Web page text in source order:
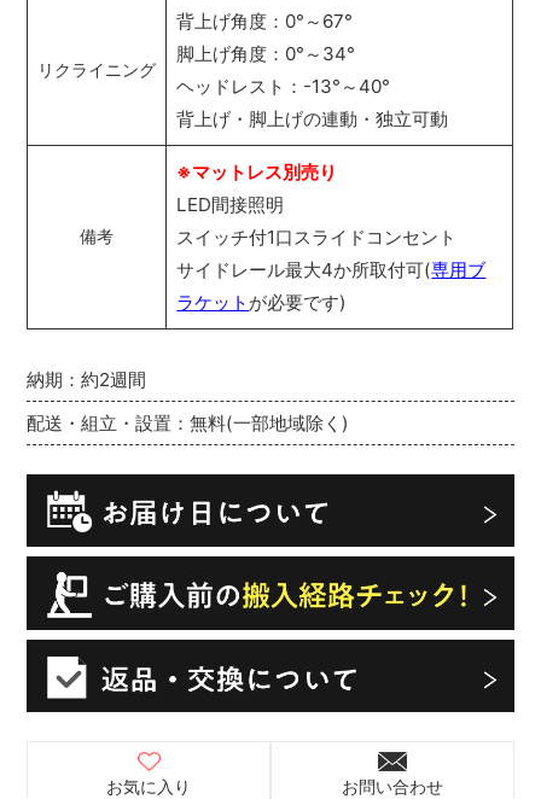
納期：約2週間
配送・組立・設置：無料(一部地域除く)
お気に入り お問い合わせ
リクライニング
背上げ角度：0°～67°
脚上げ角度：0°～34°
ヘッドレスト：-13°～40°
背上げ・脚上げの連動・独立可動
備考
※マットレス別売り
LED間接照明
スイッチ付1口スライドコンセント
サイドレール最大4か所取付可(専用ブ
ラケット が必要です)